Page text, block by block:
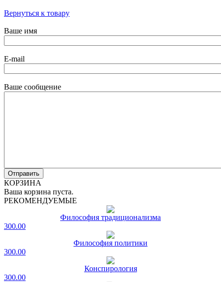
Вернуться к товару
Ваше имя
E-mail
Ваше сообщение
КОРЗИНА
Ваша корзина пуста.
РЕКОМЕНДУЕМЫЕ
Философия традиционализма
300.00
Философия политики
300.00
Конспирология
300.00